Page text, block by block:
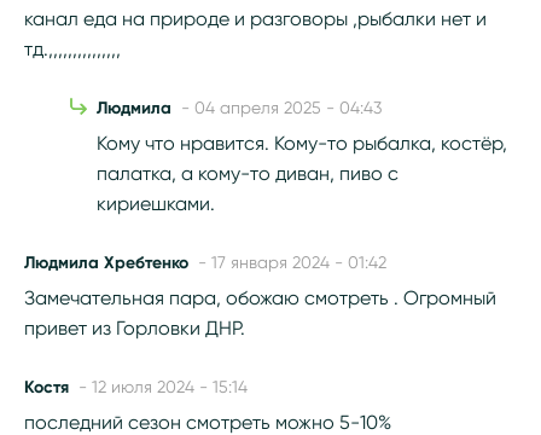
канал еда на природе и разговоры ,рыбалки нет и
тд.,,,,,,,,,,,,,,,
Людмила - 04 апреля 2025 - 04:43
Кому что нравится. Кому-то рыбалка, костёр,
палатка, а кому-то диван, пиво с
кириешками.
Людмила Хребтенко - 17 января 2024 - 01:42
Замечательная пара, обожаю смотреть . Огромный
привет из Горловки ДНР.
Костя - 12 июля 2024 - 15:14
последний сезон смотреть можно 5-10%